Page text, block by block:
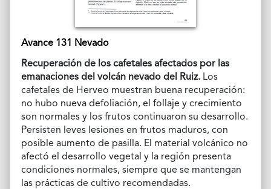
Avance 131 Nevado
Recuperación de los cafetales afectados por las
emanaciones del volcán nevado del Ruiz. Los
cafetales de Herveo muestran buena recuperación:
no hubo nueva defoliación, el follaje y crecimiento
son normales y los frutos continuaron su desarrollo.
Persisten leves lesiones en frutos maduros, con
posible aumento de pasilla. El material volcánico no
afectó el desarrollo vegetal y la región presenta
condiciones normales, siempre que se mantengan
las prácticas de cultivo recomendadas.